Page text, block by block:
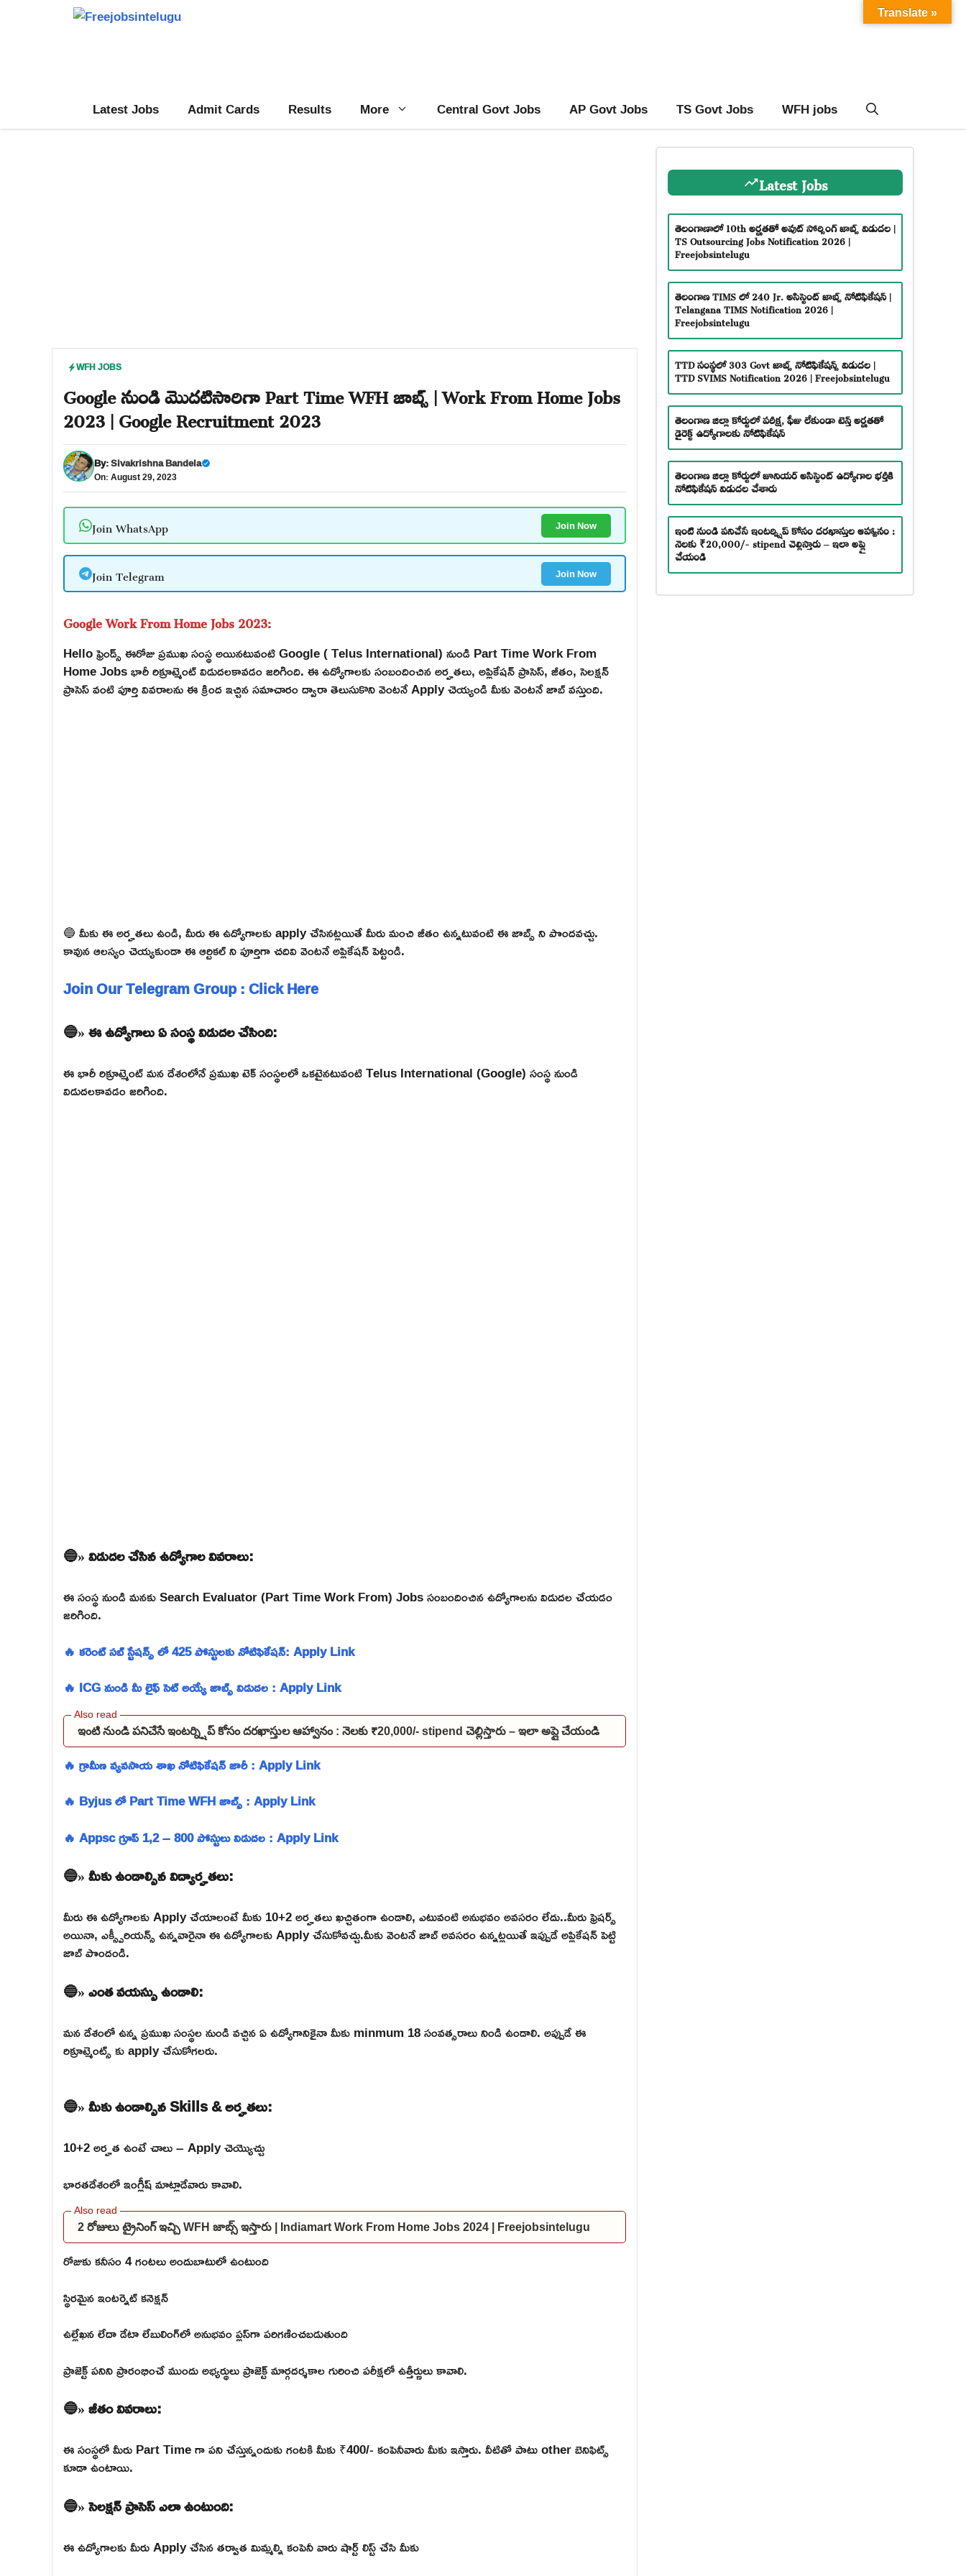
Latest Jobs Admit Cards Results More Central Govt Jobs AP Govt Jobs TS Govt Jobs WFH jobs
WFH JOBS
Google నుండి మొదటిసారిగా Part Time WFH జాబ్స్ | Work From Home Jobs
2023 | Google Recruitment 2023
By:Sivakrishna Bandela
On: August 29, 2023
Join WhatsApp Join Now
Join Telegram Join Now
Google Work From Home Jobs 2023:
Hello ఫ్రెండ్స్ ఈరోజు ప్రముఖ సంస్థ అయినటువంటి Google ( Telus International) నుండి Part Time Work From
Home Jobs భారీ రిక్రూట్మెంట్ విడుదలకావడం జరిగింది. ఈ ఉద్యోగాలకు సంబందించిన అర్హతలు, అప్లికేషన్ ప్రాసెస్, జీతం, సెలక్షన్
ప్రాసెస్ వంటి పూర్తి వివరాలను ఈ క్రింద ఇచ్చిన సమాచారం ద్వారా తెలుసుకొని వెంటనే Apply చెయ్యండి మీకు వెంటనే జాబ్ వస్తుంది.
🔵 మీకు ఈ అర్హతలు ఉండి, మీరు ఈ ఉద్యోగాలకు apply చేసినట్లయితే మీరు మంచి జీతం ఉన్నటువంటి ఈ జాబ్స్ ని పొందవచ్చు.
కావున ఆలస్యం చెయ్యకుండా ఈ ఆర్టికల్ ని పూర్తిగా చదివి వెంటనే అప్లికేషన్ పెట్టండి.
Join Our Telegram Group : Click Here
🔵» ఈ ఉద్యోగాలు ఏ సంస్థ విడుదల చేసింది:
ఈ భారీ రిక్రూట్మెంట్ మన దేశంలోనే ప్రముఖ టెక్ సంస్థలలో ఒకటైనటువంటి Telus International (Google) సంస్థ నుండి
విడుదలకావడం జరిగింది.
🔵» విడుదల చేసిన ఉద్యోగాల వివరాలు:
ఈ సంస్థ నుండి మనకు Search Evaluator (Part Time Work From) Jobs సంబందించిన ఉద్యోగాలను విడుదల చేయడం
జరిగింది.
🔥 కరెంట్ సబ్ స్టేషన్స్ లో 425 పోస్టులకు నోటిఫికేషన్: Apply Link
🔥 ICG నుండి మీ లైఫ్ సెట్ అయ్యే జాబ్స్ విడుదల : Apply Link
ఇంటి నుండి పనిచేసే ఇంటర్న్షిప్ కోసం దరఖాస్తుల ఆహ్వానం : నెలకు ₹20,000/- stipend చెల్లిస్తారు – ఇలా అప్లై చేయండి
🔥 గ్రామీణ వ్యవసాయ శాఖ నోటిఫికేషన్ జారీ : Apply Link
🔥 Byjus లో Part Time WFH జాబ్స్ : Apply Link
🔥 Appsc గ్రూప్ 1,2 – 800 పోస్టులు విడుదల : Apply Link
🔵» మీకు ఉండాల్సిన విద్యార్హతలు:
మీరు ఈ ఉద్యోగాలకు Apply చేయాలంటే మీకు 10+2 అర్హతలు ఖచ్చితంగా ఉండాలి, ఎటువంటి అనుభవం అవసరం లేదు..మీరు ఫ్రెషర్స్
అయినా, ఎక్స్పీరియన్స్ ఉన్నవారైనా ఈ ఉద్యోగాలకు Apply చేసుకోవచ్చు.మీకు వెంటనే జాబ్ అవసరం ఉన్నట్లయితే ఇప్పుడే అప్లికేషన్ పెట్టి
జాబ్ పొందండి.
🔵» ఎంత వయస్సు ఉండాలి:
మన దేశంలో ఉన్న ప్రముఖ సంస్థల నుండి వచ్చిన ఏ ఉద్యోగానికైనా మీకు minmum 18 సంవత్సరాలు నిండి ఉండాలి. అప్పుడే ఈ
రిక్రూట్మెంట్స్ కు apply చేసుకోగలరు.
🔵» మీకు ఉండాల్సిన Skills & అర్హతలు:
10+2 అర్హత ఉంటే చాలు – Apply చెయ్యొచ్చు
భారతదేశంలో ఇంగ్లీష్ మాట్లాడేవారు కావాలి.
2 రోజులు ట్రైనింగ్ ఇచ్చి WFH జాబ్స్ ఇస్తారు | Indiamart Work From Home Jobs 2024 | Freejobsintelugu
రోజుకు కనీసం 4 గంటలు అందుబాటులో ఉంటుంది
స్థిరమైన ఇంటర్నెట్ కనెక్షన్
ఉల్లేఖన లేదా డేటా లేబులింగ్‌లో అనుభవం ప్లస్‌గా పరిగణించబడుతుంది
ప్రాజెక్ట్ పనిని ప్రారంభించే ముందు అభ్యర్థులు ప్రాజెక్ట్ మార్గదర్శకాల గురించి పరీక్షలో ఉత్తీర్ణులు కావాలి.
🔵» జీతం వివరాలు:
ఈ సంస్థలో మీరు Part Time గా పని చేస్తున్నందుకు గంటకి మీకు ₹400/- కంపెనీవారు మీకు ఇస్తారు. వీటితో పాటు other బెనిఫిట్స్
కూడా ఉంటాయి.
🔵» సెలక్షన్ ప్రాసెస్ ఎలా ఉంటుంది:
ఈ ఉద్యోగాలకు మీరు Apply చేసిన తర్వాత మిమ్మల్ని కంపెనీ వారు షార్ట్ లిస్ట్ చేసి మీకు
Latest Jobs
తెలంగాణాలో 10th అర్హతతో అవుట్ సోర్సింగ్ జాబ్స్ విడుదల |
TS Outsourcing Jobs Notification 2026 |
Freejobsintelugu
తెలంగాణ TIMS లో 240 Jr. అసిస్టెంట్ జాబ్స్ నోటిఫికేషన్ |
Telangana TIMS Notification 2026 |
Freejobsintelugu
TTD సంస్థలో 303 Govt జాబ్స్ నోటిఫికేషన్స్ విడుదల |
TTD SVIMS Notification 2026 | Freejobsintelugu
తెలంగాణ జిల్లా కోర్టులో పరీక్ష, ఫీజు లేకుండా టెన్త్ అర్హతతో
డైరెక్ట్ ఉద్యోగాలకు నోటిఫికేషన్
తెలంగాణ జిల్లా కోర్టులో జూనియర్ అసిస్టెంట్ ఉద్యోగాల భర్తీకి
నోటిఫికేషన్ విడుదల చేశారు
ఇంటి నుండి పనిచేసే ఇంటర్న్షిప్ కోసం దరఖాస్తుల ఆహ్వానం :
నెలకు ₹20,000/- stipend చెల్లిస్తారు – ఇలా అప్లై
చేయండి
Translate »